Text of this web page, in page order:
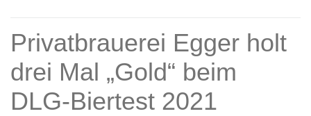
Privatbrauerei Egger holt
drei Mal „Gold“ beim
DLG-Biertest 2021